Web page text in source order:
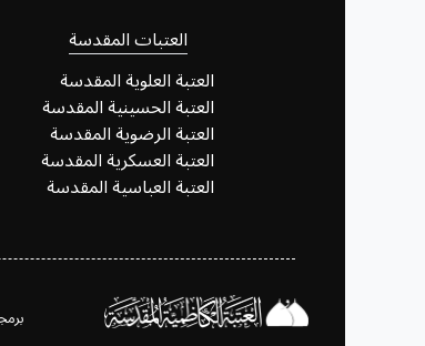
العتبات المقدسة
العتبة العلوية المقدسة
العتبة الحسينية المقدسة
العتبة الرضوية المقدسة
العتبة العسكرية المقدسة
العتبة العباسية المقدسة